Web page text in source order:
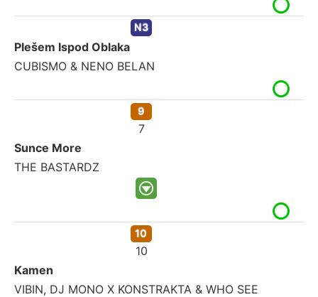
N3
Plešem Ispod Oblaka
CUBISMO & NENO BELAN
9
7
Sunce More
THE BASTARDZ
10
10
Kamen
VIBIN, DJ MONO X KONSTRAKTA & WHO SEE